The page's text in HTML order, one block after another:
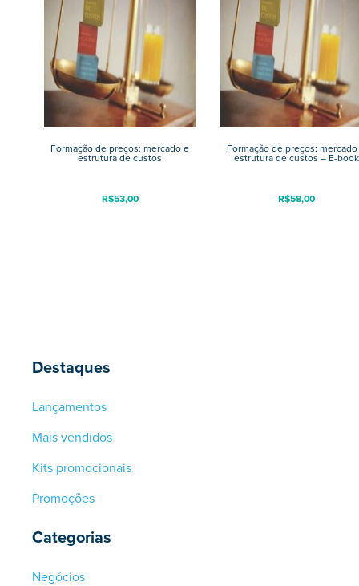
Destaques
Lançamentos
Mais vendidos
Kits promocionais
Promoções
Categorias
Negócios
Formação de preços: mercado e
estrutura de custos
R$53,00
Formação de preços:
estrutura de custos – E-book
R$58,00